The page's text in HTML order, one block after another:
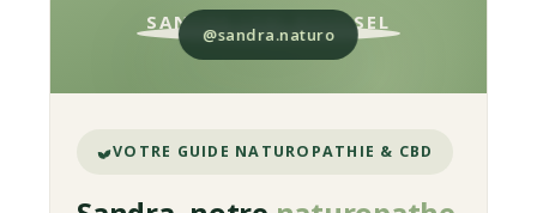
SANDRA LEAL ROUSSEL
@sandra.naturo
VOTRE GUIDE NATUROPATHIE & CBD